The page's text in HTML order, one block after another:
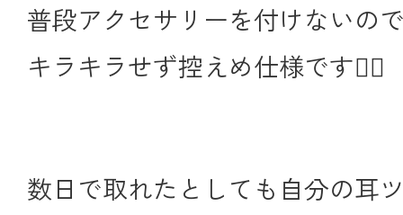
普段アクセサリーを付けないの
キラキラせず控えめ仕様です🙂‍↕️
数日で取れたとしても自分の耳